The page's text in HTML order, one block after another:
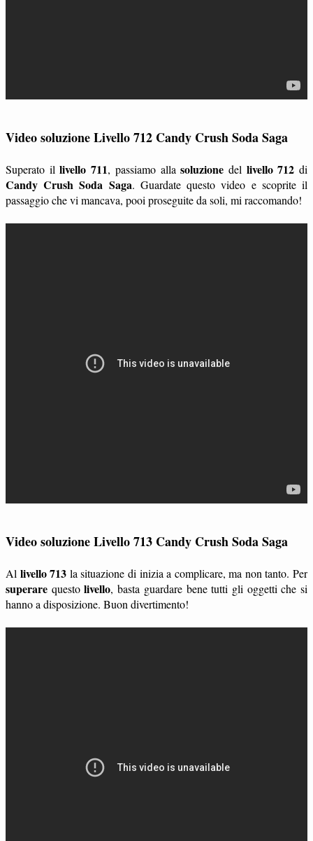
Video soluzione Livello 712 Candy Crush Soda Saga
Superato illivello 711, passiamo allasoluzione del livello 712 di
Candy Crush Soda Saga. Guardate questo video e scoprite il
passaggio che vi mancava, pooi proseguite da soli, mi raccomando!
Video soluzione Livello 713 Candy Crush Soda Saga
Al livello 713 la situazione di inizia a complicare, ma non tanto. Per
superare questolivello, basta guardare bene tutti gli oggetti che si
hanno a disposizione. Buon divertimento!